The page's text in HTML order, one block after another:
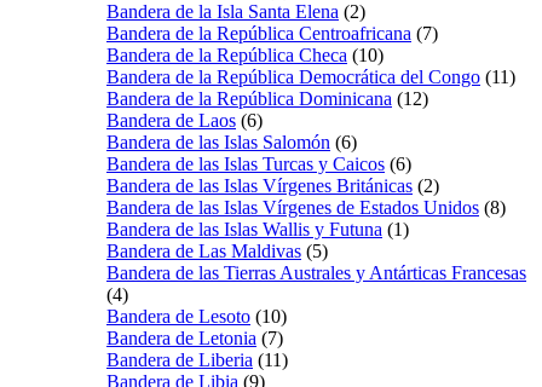
Bandera de la Isla Santa Elena (2)
Bandera de la República Centroafricana (7)
Bandera de la República Checa (10)
Bandera de la República Democrática del Congo (11)
Bandera de la República Dominicana (12)
Bandera de Laos (6)
Bandera de las Islas Salomón (6)
Bandera de las Islas Turcas y Caicos (6)
Bandera de las Islas Vírgenes Británicas (2)
Bandera de las Islas Vírgenes de Estados Unidos (8)
Bandera de las Islas Wallis y Futuna (1)
Bandera de Las Maldivas (5)
Bandera de las Tierras Australes y Antárticas Francesas
(4)
Bandera de Lesoto (10)
Bandera de Letonia (7)
Bandera de Liberia (11)
Bandera de Libia (9)